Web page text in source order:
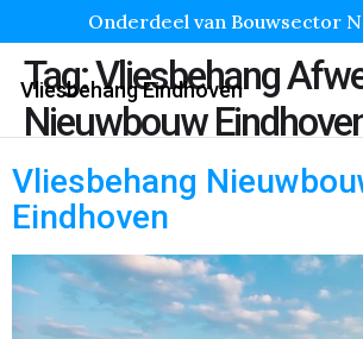
Onderdeel van Bouwsector
Vliesbehang Eindhoven
Tag:Vliesbehang
Nieuwbouw
Vliesbehang
Eindhoven